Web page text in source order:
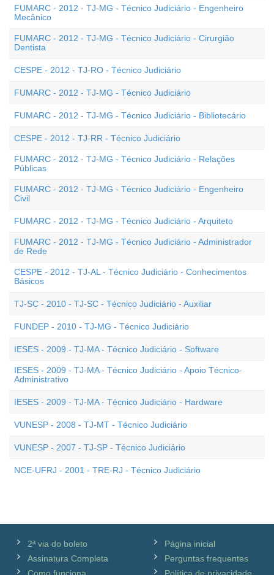
FUMARC - 2012 - TJ-MG - Técnico Judiciário - Engenheiro
Mecânico
FUMARC - 2012 - TJ-MG - Técnico Judiciário - Cirurgião
Dentista
CESPE - 2012 - TJ-RO - Técnico Judiciário
FUMARC - 2012 - TJ-MG - Técnico Judiciário
FUMARC - 2012 - TJ-MG - Técnico Judiciário - Bibliotecário
CESPE - 2012 - TJ-RR - Técnico Judiciário
FUMARC - 2012 - TJ-MG - Técnico Judiciário - Relações
Públicas
FUMARC - 2012 - TJ-MG - Técnico Judiciário - Engenheiro
Civil
FUMARC - 2012 - TJ-MG - Técnico Judiciário - Arquiteto
FUMARC - 2012 - TJ-MG - Técnico Judiciário - Administrador
de Rede
CESPE - 2012 - TJ-AL - Técnico Judiciário - Conhecimentos
Básicos
TJ-SC - 2010 - TJ-SC - Técnico Judiciário - Auxiliar
FUNDEP - 2010 - TJ-MG - Técnico Judiciário
IESES - 2009 - TJ-MA - Técnico Judiciário - Software
IESES - 2009 - TJ-MA - Técnico Judiciário - Apoio Técnico-
Administrativo
IESES - 2009 - TJ-MA - Técnico Judiciário - Hardware
VUNESP - 2008 - TJ-MT - Técnico Judiciário
VUNESP - 2007 - TJ-SP - Técnico Judiciário
NCE-UFRJ - 2001 - TRE-RJ - Técnico Judiciário
2ª via do boleto
Assinatura Completa
Página inicial
Perguntas frequentes